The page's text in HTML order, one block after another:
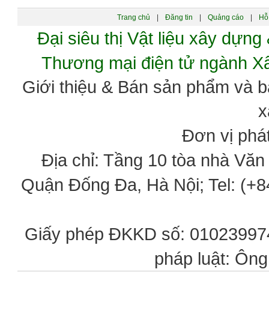
Trang chủ Đăng tin Quảng cáo
Đại siêu thị Vật liệu xây
Thương mại điện tử ngành
Giới thiệu & Bán sản phẩm và
Đơn vị
Địa chỉ: Tầng 10 tòa nhà
Quận Đống Đa, Hà Nội; Tel:
Giấy phép ĐKKD số:
pháp luật: